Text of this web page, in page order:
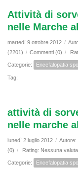
Attività di
nelle Marche
martedì 9 ottobre 2012 /
(2201) / Commenti (0) /
Categorie: Encefalopatia
Tag:
attività di
nelle marche
lunedì 2 luglio 2012 / Autore:
(0) / Rating: Nessuna
Categorie: Encefalopatia